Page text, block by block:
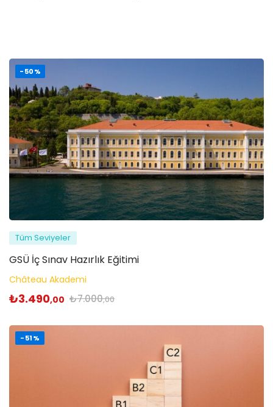
-50%
Tüm Seviyeler
GSÜ İç Sınav Hazırlık Eğitimi
Château Akademi
₺3.490,00 ₺7.000,00
-51%